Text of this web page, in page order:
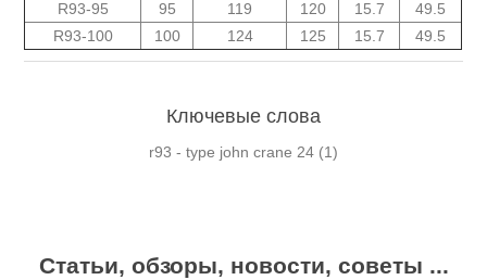
R93-95
95 119 120 15.7
49.5
R93-100
100 124 125 15.7 49.5
Ключевые слова
r93 - type john crane 24 (1)
Статьи, обзоры, новости, советы ...